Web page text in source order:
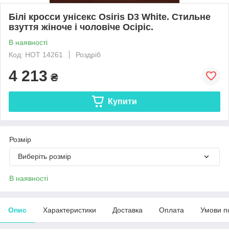
Білі кросси унісекс Osiris D3 White. Стильне
взуття жіноче і чоловіче Осіріс.
В наявності
Код: HOT 14261
Роздріб
4 213 ₴
Купити
Розмір
Виберіть розмір
В наявності
Опис Характеристики Доставка Оплата Умови